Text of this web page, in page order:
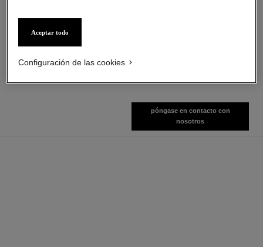
Ver información
póngase en contacto con
nosotros
Aceptar todo
Configuración de las cookies